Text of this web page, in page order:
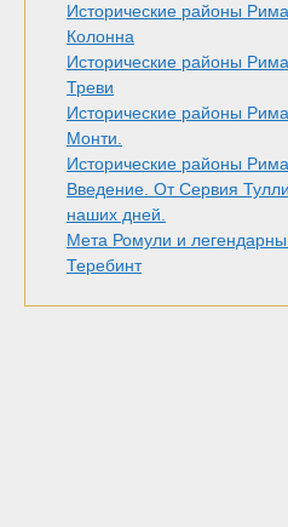
Исторические районы
Колонна
Исторические районы
Треви
Исторические районы
Монти.
Исторические районы
Введение. От Сервия
наших дней.
Мета Ромули и
Теребинт